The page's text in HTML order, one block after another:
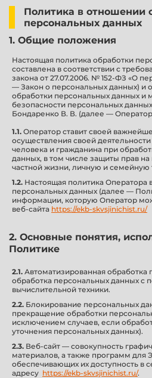
Политика в отношении
персональных данных
1. Общие положения
Настоящая политика обработки
составлена в соответствии с
закона от 27.07.2006. № 152-ФЗ «О
— Закон о персональных данных) и
обработки персональных данных
безопасности персональных
Бондаренко В. В. (далее —
1.1. Оператор ставит своей
осуществления своей
человека и гражданина при
данных, в том числе защиты прав
частной жизни, личную и семейную
1.2. Настоящая политика Оператора
персональных данных (далее —
информации, которую Оператор
веб-сайта https://ekb-skvsjinichist.ru/
2. Основные понятия,
Политике
2.1. Автоматизированная
обработка персональных данных с
вычислительной техники.
2.2. Блокирование персональных
прекращение обработки
исключением случаев, если
уточнения персональных данных).
2.3. Веб-сайт — совокупность
материалов, а также программ для
обеспечивающих их доступность в
адресу https://ekb-skvsjinichist.ru/.